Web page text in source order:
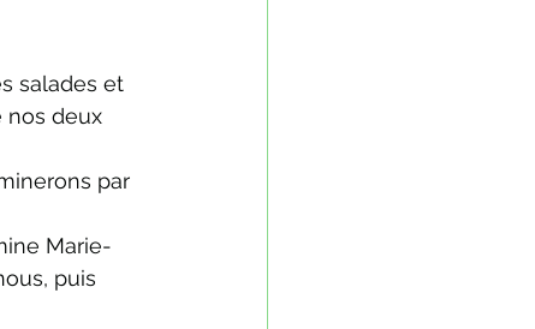
salades et
nos deux
par
Marie-
puis